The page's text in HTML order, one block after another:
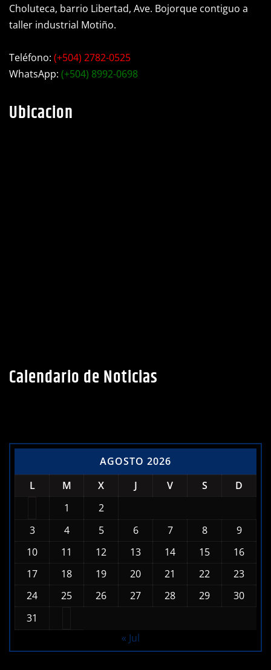
Choluteca, barrio Libertad, Ave. Bojorque contiguo a
taller industrial Motiño.
Teléfono: (+504) 2782-0525
WhatsApp: (+504) 8992-0698
Ubicacion
Calendario de Noticias
AGOSTO 2026
L
M X J V S
D
1
2
3
4 5 6 7 8
9
10
11 12 13 14 15
16
17
18 19 20 21 22
23
24
25 26 27 28 29
30
31
« Jul